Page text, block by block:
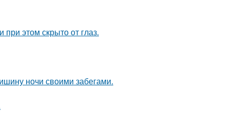
этом скрыто от глаз.
ночи своими забегами.